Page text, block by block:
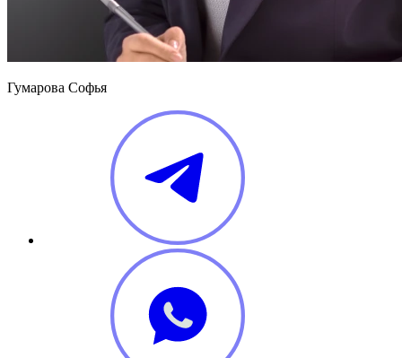
Гумарова Софья